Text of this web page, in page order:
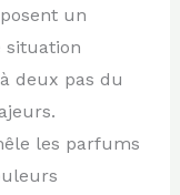
un
situation
deux pas du
les parfums